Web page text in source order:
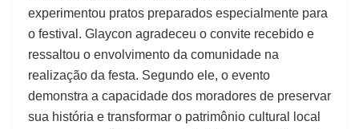
experimentou pratos preparados especialmente para
o festival. Glaycon agradeceu o convite recebido e
ressaltou o envolvimento da comunidade na
realização da festa. Segundo ele, o evento
demonstra a capacidade dos moradores de preservar
sua história e transformar o patrimônio cultural local